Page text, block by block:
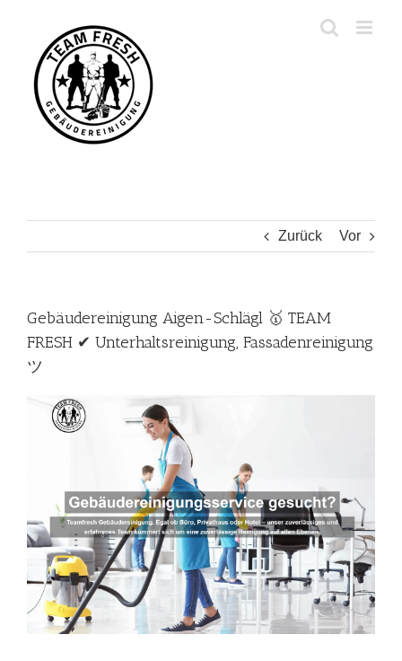
springen
Zurück Vor
Gebäudereinigung Aigen-Schlägl 🥇 TEAM
FRESH ✔ Unterhaltsreinigung, Fassadenreinigung
ツ